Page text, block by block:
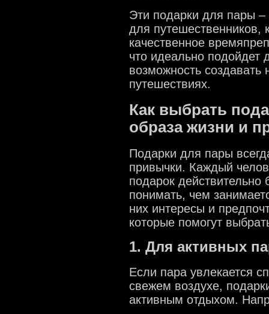
Эти подарки для пары
для путешественников,
качественное
что идеально подойдет
возможность
путешествиях.
Как выбрать
образа жизни и
Подарки для пары
привычки. Каждый
подарок
понимать, чем
них интересы и
которые помогут
1. Для активных
Если пара увлекается
свежем воздухе,
активным отдыхом.